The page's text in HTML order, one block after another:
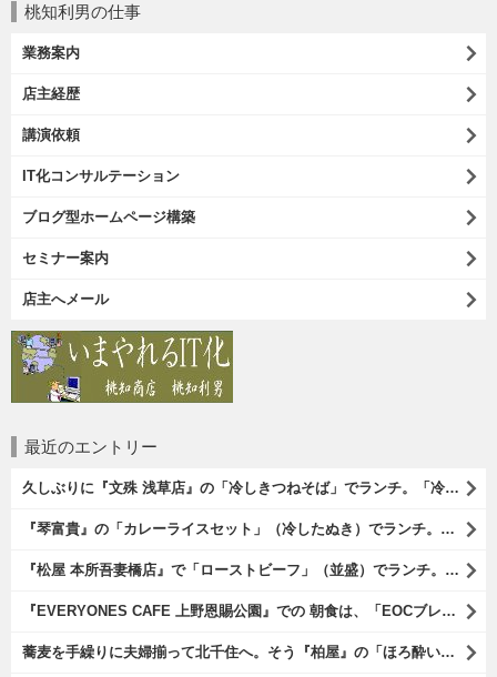
桃知利男の仕事
業務案内
店主経歴
講演依頼
IT化コンサルテーション
ブログ型ホームページ構築
セミナー案内
店主へメール
最近のエントリー
久しぶりに『文殊 浅草店』の「冷しきつねそば」でランチ。「冷しきつめそば」のうまさは甘さである。 あたしは思い出していたのだ。この甘さのせいで「きつねそば」を敬遠していたのか、と。 でも、うまかったのだよ（笑）。（文殊 浅草店：浅草一丁目：浅草地下街）
『琴富貴』の「カレーライスセット」（冷したぬき）でランチ。所謂「蕎麦屋のカレー」と『琴富貴』の夏の定番「冷したぬき」である。勿論、これはダブルでうまいのだよ（笑）。（琴富貴：墨田区吾妻橋1）
『松屋 本所吾妻橋店』で「ローストビーフ」（並盛）でランチ。「ローストビーフ」は2つのソースが掛かっている。オリジナルソースとレフォールソースだ。 はたしていかなるものなのかと期待しながら待てば、それは確りとうまかったのだよ（笑）。（松屋 本所吾妻橋店：墨田区吾妻橋三）
『EVERYONES CAFE 上野恩賜公園』での 朝食は、「EOCブレックファーストプレート」とセットで「アイスカフェラテ」をもらい、それから家人が「東京たまごを使ったパンケーキ キャラメルナッツ（2枚）」を頼んでみた。どれもがハイカラにうまいのだよ（笑）。（EVERYONES CAFE 上野恩賜公園：上野公園）
蕎麦を手繰りに夫婦揃って北千住へ。そう『柏屋』の「ほろ酔いセット」で一杯やったのだよ。ここは二駅離れた場所だけど、あたしの『街的』のようにくつろげる処だ。勿論、うまかったのだよ（笑）。（きそば 柏屋：足立区千住）